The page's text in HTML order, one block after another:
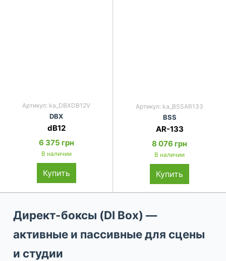
Артикул: ka_DBXDB12V
DBX
dB12
6 375 грн
В наличии
Купить
Артикул: ka_BSSAR133
BSS
AR-133
8 076 грн
В наличии
Купить
Директ-боксы (DI Box) —
активные и пассивные для сцены
и студии